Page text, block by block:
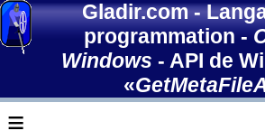
Gladir.com-
programmation-
Windows - API de
«
≡